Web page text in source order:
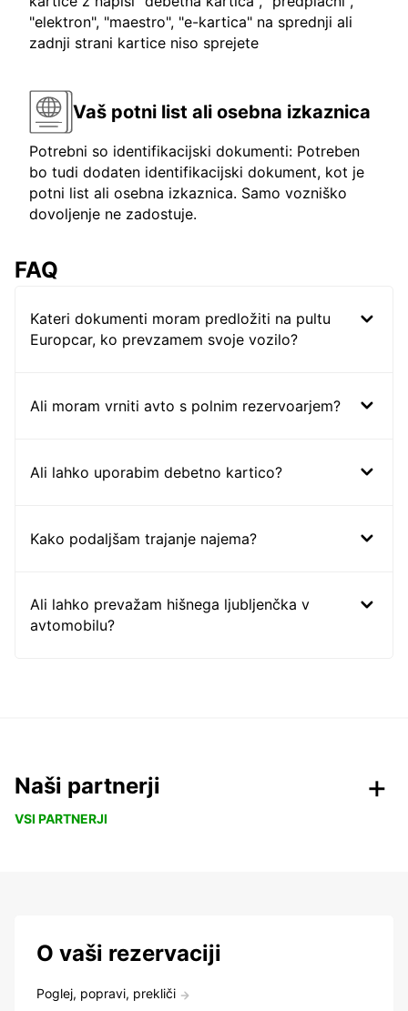
"elektron", "maestro", "e-kartica" na sprednji ali
zadnji strani kartice niso sprejete
Vaš potni list ali osebna izkaznica
Potrebni so identifikacijski dokumenti: Potreben
bo tudi dodaten identifikacijski dokument, kot je
potni list ali osebna izkaznica. Samo vozniško
dovoljenje ne zadostuje.
FAQ
Kateri dokumenti moram predložiti na pultu
Europcar, ko prevzamem svoje vozilo?
Ali moram vrniti avto s polnim rezervoarjem?
Ali lahko uporabim debetno kartico?
Kako podaljšam trajanje najema?
Ali lahko prevažam hišnega ljubljenčka v
avtomobilu?
Naši partnerji
VSI PARTNERJI
O vaši rezervaciji
Poglej, popravi, prekliči